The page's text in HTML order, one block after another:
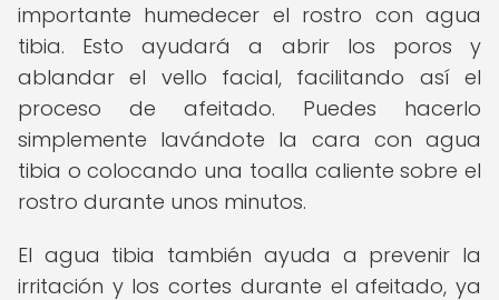
importante humedecer el rostro con agua
tibia. Esto ayudará a abrir los poros y
ablandar el vello facial, facilitando así el
proceso de afeitado. Puedes hacerlo
simplemente lavándote la cara con agua
tibia o colocando una toalla caliente sobre el
rostro durante unos minutos.
El agua tibia también ayuda a prevenir la
irritación y los cortes durante el afeitado, ya